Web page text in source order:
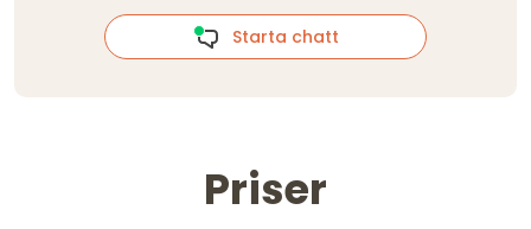
Starta chatt
Priser